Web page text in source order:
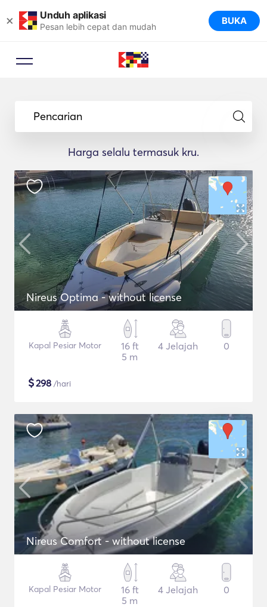
× Unduh aplikasi
Pesan lebih cepat dan mudah BUKA
Pencarian
Harga selalu termasuk kru.
Nireus Optima - without license
Kapal Pesiar Motor
16 ft
5 m
4 Jelajah 0
$298 /hari
Nireus Comfort - without license
Kapal Pesiar Motor
16 ft
5 m
4 Jelajah 0